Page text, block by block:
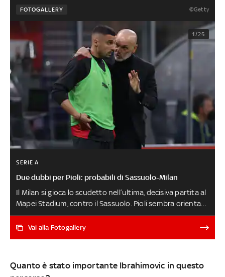
FOTOGALLERY ©Getty
1/25
SERIE A
Due dubbi per Pioli: probabili di Sassuolo-Milan
Il Milan si gioca lo scudetto nell’ultima, decisiva partita al
Mapei Stadium, contro il Sassuolo. Pioli sembra orientato
a confermare la squadra che ha battuto l’Atalanta, con
un paio di possibili ballottaggi. Stesso modulo per
Vai alla Fotogallery
Quanto è stato importante Ibrahimovic in questo